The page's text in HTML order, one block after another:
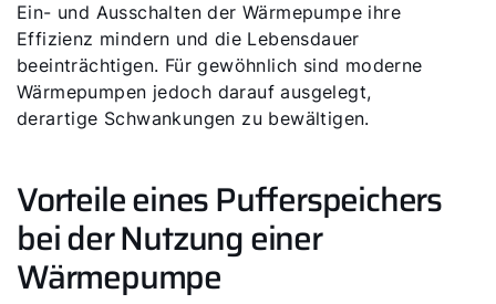
Ein- und Ausschalten der Wärmepumpe ihre
Effizienz mindern und die Lebensdauer
beeinträchtigen. Für gewöhnlich sind moderne
Wärmepumpen jedoch darauf ausgelegt,
derartige Schwankungen zu bewältigen.
Vorteile eines Pufferspeichers
bei der Nutzung einer
Wärmepumpe